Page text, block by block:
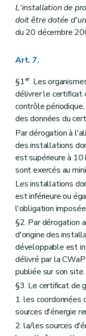
L'installation de
doit être dotée
du 20 décembre
Art. 7.
§1er. Les
délivrer le certificat
contrôle périodique,
des données du
Par dérogation à
des installations
est supérieure à
sont exercés au
Les installations
est inférieure ou
l'obligation
§2. Par dérogation
d'origine des
développable est
délivré par la
publiée sur son site.
§3. Le certificat de
1. les coordonnées
sources d'énergie
2. la/les sources